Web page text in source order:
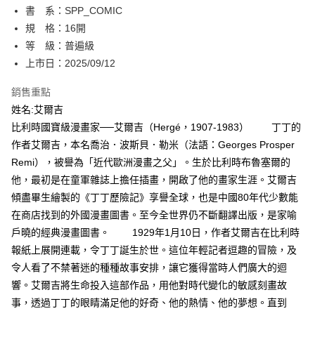
３．安心：先確認商品／服務後，再付款。
【「AFTEE先享後付」結帳流程】
１．於結帳方式選擇「AFTEE先享後付」後，將跳轉至「AFTEE先享後付」
結帳頁面，進行簡訊認證並確認金額後，即可完成結帳。
２．訂單成立數日內，您將收到繳費通知簡訊。
ATM／網路銀行／等多元方式進行付款，方視為交易完成。
※ 請注意：結帳手續完成當下不需立刻繳費，但若您需要取消訂單，請聯絡
購買商品的店家。未經商家同意取消之訂單仍視為有效，需透過AFTEE先享
後付繳納相關費用。
※ 交易是否成功請以「AFTEE先享後付 」之結帳頁面顯示為準，若有關於
是否繳費成功／繳費後需取消欲退款等相關疑問，請聯繫「AFTEE先享後付
【注意事項】
１．透過由恩沛科技股份有限公司提供之「AFTEE先享後付」服務完成之交
易，需依本服務之必要範圍內提供個人資料，並將交易相關給付款項請求債
權轉讓予恩沛科技股份有限公司。
２．關於個人資料處理事宜，請瀏覽以下網址：
３．未成年的使用者請事先徵得法定代理人或監護人之同意方可使用
「AFTEE先享後付」，若未經同意申辦者引起之損失，本公司不負相關責
任。
４．使用「AFTEE先享後付」時，將依據個別帳號之用戶狀況，依本公司即
全家取貨付款
每筆NT$80，滿NT$500(含以上)免運費
付款後全家取貨
每筆NT$80，滿NT$500(含以上)免運費
付款後萊爾富取貨
每筆NT$80，滿NT$500(含以上)免運費
7-11取貨付款
每筆NT$80，滿NT$500(含以上)免運費
付款後7-11取貨
每筆NT$80，滿NT$500(含以上)免運費
宅配
每筆NT$100，滿NT$800(含以上)免運費
書 系：SPP_COMIC
規 格：16開
等 級：普遍級
上市日：2025/09/12
銷售重點
姓名:艾爾吉
比利時國寶級漫畫家──艾爾吉（Hergé，1907-1983） 丁丁的
作者艾爾吉，本名喬治．波斯貝．勒米（法語：Georges Prosper
Remi），被譽為「近代歐洲漫畫之父」。生於比利時布魯塞爾的
他，最初是在童軍雜誌上擔任插畫，開啟了他的畫家生涯。艾爾吉
傾盡畢生繪製的《丁丁歷險記》享譽全球，也是中國80年代少數能
在商店找到的外國漫畫圖書。至今全世界仍不斷翻譯出版，是家喻
戶曉的經典漫畫圖書。 1929年1月10日，作者艾爾吉在比利時
報紙上展開連載，令丁丁誕生於世。這位年輕記者逗趣的冒險，及
令人看了不禁著迷的種種故事安排，讓它獲得當時人們廣大的迴
響。艾爾吉將生命投入這部作品，用他對時代變化的敏感刻畫故
事，透過丁丁的眼睛滿足他的好奇、他的熱情、他的夢想。直到